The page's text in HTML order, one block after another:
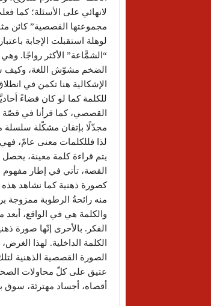
لانهائي على الأسئلة؛ كما
مجموعتها القصصية” كائن
لوهلة استقبلت الإجابة
“الشمًّاعة” الأكثر رواجًا.
الضخم مشوّش اللغة، وكيف
الإشكالية هنا تكمن في
للكلمة كما لو كان فضاءً
القصصي، كما قرأنا في قصّة
مجدّلًا بإتقان مشكّلة سلسلة
لذا فللكلمات معنى عامّ،
يتم قراءة كلمة معينة،
القصة، تأتي في إطار مفهوم
كصورة ذهنية كما نشاهد
منه رائحةُ الرطوبة ممزوجة
والكلمة هي في الواقع،
الفكر. بالأحرى إنّها صورة
الكلمة الداخلية. لهذا
الصورة القصصية الذهنية
عتيق على كلّ محاولات
أقصاه، أجساد مهترئة، سوق